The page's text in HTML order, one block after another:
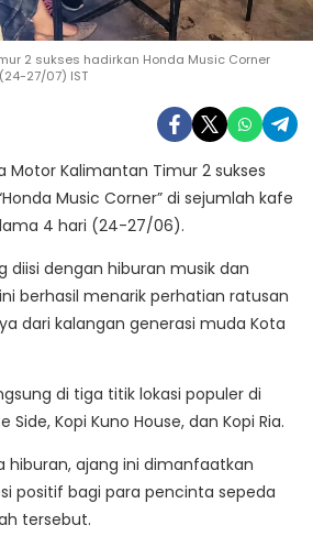
2 sukses hadirkan Honda Music Corner
27/07) IST
Motor Kalimantan Timur 2 sukses
Music Corner” di sejumlah kafe
4 hari (24-27/06).
diisi dengan hiburan musik dan
berhasil menarik perhatian ratusan
dari kalangan generasi muda Kota
di tiga titik lokasi populer di
Kopi Kuno House, dan Kopi Ria.
hiburan, ajang ini dimanfaatkan
positif bagi para pencinta sepeda
tersebut.